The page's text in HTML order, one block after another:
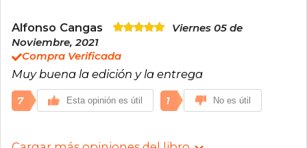
Alfonso Cangas
Viernes 05 de
Noviembre, 2021
Compra Verificada
Muy buena la edición y la entrega
7 Esta opinión es útil 1 No es útil